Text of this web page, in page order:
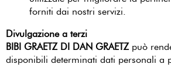
forniti dai nostri servizi.
Divulgazione a terzi
BIBI GRAETZ DI DAN GRAETZ può
disponibili determinati dati personali a